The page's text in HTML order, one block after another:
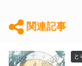
関連記事
と